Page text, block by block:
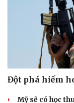
Đột phá hiếm
Mỹ sẽ có học